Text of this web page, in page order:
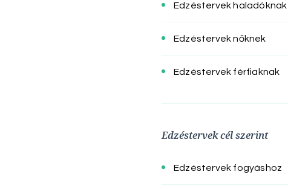
Edzéstervek haladóknak
Edzéstervek nőknek
Edzéstervek férfiaknak
Edzéstervek cél szerint
Edzéstervek fogyáshoz